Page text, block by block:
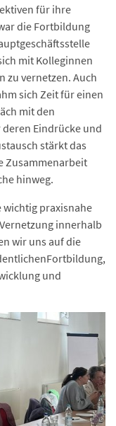
für ihre
die Fortbildung
mit Kolleginnen
zu vernetzen. Auch
sich Zeit für einen
mit den
Eindrücke und
stärkt das
Zusammenarbeit
hinweg.
wichtig praxisnahe
innerhalb
wir uns auf die
und